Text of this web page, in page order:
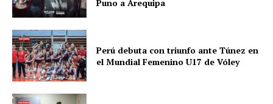
Puno a Arequipa
Perú debuta con triunfo ante Túnez en
el Mundial Femenino U17 de Vóley